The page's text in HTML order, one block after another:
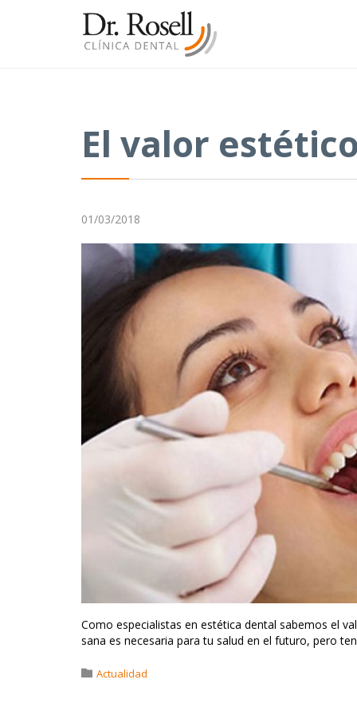
El valor
01/03/2018
Como especialistas en estética dental sabemos el
sana es necesaria para tu salud en el futuro, pero
 Category
Actualidad